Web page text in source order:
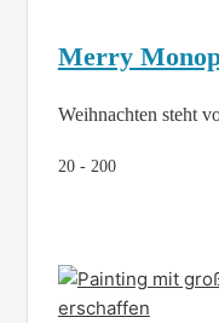
Merry
Weihnachten steht
20 - 200